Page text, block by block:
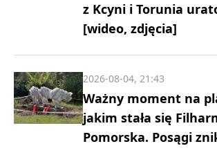
z Kcyni i Torunia
[wideo, zdjęcia]
Ważny moment na
jakim stała się
Pomorska. Posągi
2026-08-04, 21:43